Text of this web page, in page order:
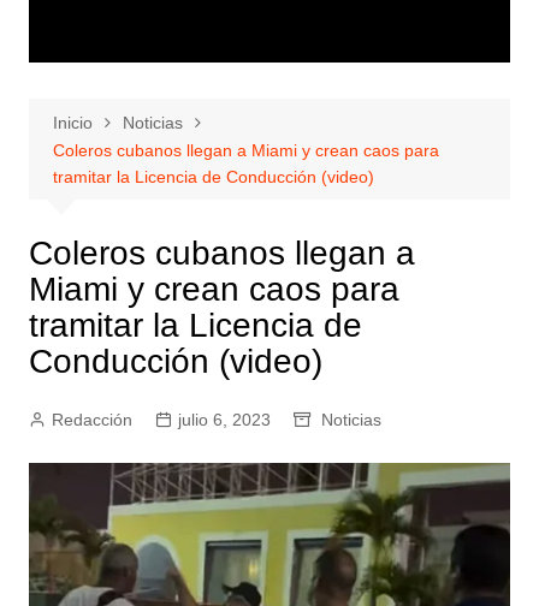
Inicio
Noticias
Coleros cubanos llegan a Miami y crean caos para
tramitar la Licencia de Conducción (video)
Coleros cubanos llegan a
Miami y crean caos para
tramitar la Licencia de
Conducción (video)
Redacción julio 6, 2023 Noticias